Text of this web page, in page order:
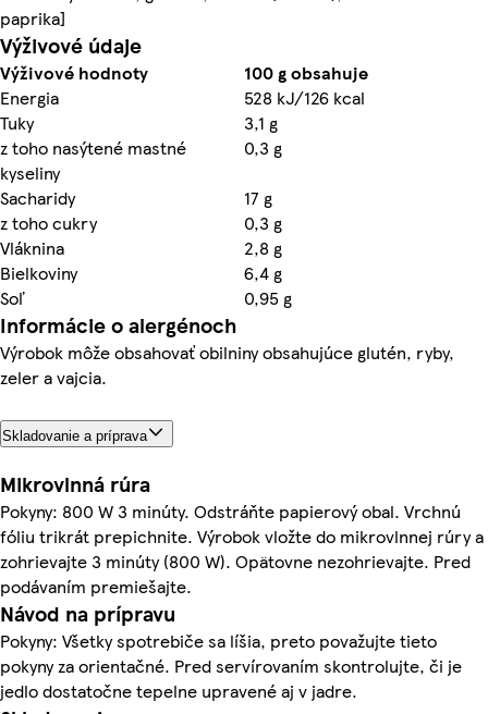
paprika]
Výživové údaje
Výživové hodnoty
100 g obsahuje
Energia
528 kJ/126 kcal
Tuky
3,1 g
z toho nasýtené mastné
kyseliny
0,3 g
Sacharidy
17 g
z toho cukry
0,3 g
Vláknina
2,8 g
Bielkoviny
6,4 g
Soľ
0,95 g
Informácie o alergénoch
Výrobok môže obsahovať obilniny obsahujúce glutén, ryby,
zeler a vajcia.
Skladovanie a príprava
Mikrovlnná rúra
Pokyny: 800 W 3 minúty. Odstráňte papierový obal. Vrchnú
fóliu trikrát prepichnite. Výrobok vložte do mikrovlnnej rúry a
zohrievajte 3 minúty (800 W). Opätovne nezohrievajte. Pred
podávaním premiešajte.
Návod na prípravu
Pokyny: Všetky spotrebiče sa líšia, preto považujte tieto
pokyny za orientačné. Pred servírovaním skontrolujte, či je
jedlo dostatočne tepelne upravené aj v jadre.